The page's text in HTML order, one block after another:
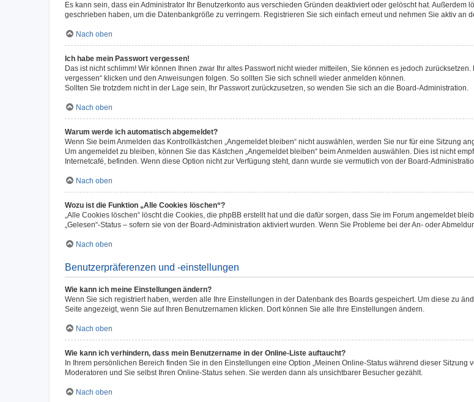
Es kann sein, dass ein Administrator Ihr Benutzerkonto aus verschieden Gründen deaktiviert oder gelöscht hat.
geschrieben haben, um die Datenbankgröße zu verringern. Registrieren Sie sich einfach erneut und nehmen Sie aktiv an
Nach oben
Ich habe mein Passwort vergessen!
Das ist nicht schlimm! Wir können Ihnen zwar Ihr altes Passwort nicht wieder mitteilen, Sie können es jedoch
vergessen“ klicken und den Anweisungen folgen. So sollten Sie sich schnell wieder anmelden können.
Sollten Sie trotzdem nicht in der Lage sein, Ihr Passwort zurückzusetzen, so wenden Sie sich an die Board-Administration.
Nach oben
Warum werde ich automatisch abgemeldet?
Wenn Sie beim Anmelden das Kontrollkästchen „Angemeldet bleiben“ nicht auswählen, werden Sie nur für eine Sitzung
Um angemeldet zu bleiben, können Sie das Kästchen „Angemeldet bleiben“ beim Anmelden auswählen. Dies ist nicht
Internetcafé, befinden. Wenn diese Option nicht zur Verfügung steht, dann wurde sie vermutlich von der Board-
Nach oben
Wozu ist die Funktion „Alle Cookies löschen“?
„Alle Cookies löschen“ löscht die Cookies, die phpBB erstellt hat und die dafür sorgen, dass Sie im Forum angemeldet
„Gelesen“-Status – sofern sie von der Board-Administration aktiviert wurden. Wenn Sie Probleme bei der An- oder
Nach oben
Benutzerpräferenzen und -einstellungen
Wie kann ich meine Einstellungen ändern?
Wenn Sie sich registriert haben, werden alle Ihre Einstellungen in der Datenbank des Boards gespeichert. Um diese zu
Seite angezeigt, wenn Sie auf Ihren Benutzernamen klicken. Dort können Sie alle Ihre Einstellungen ändern.
Nach oben
Wie kann ich verhindern, dass mein Benutzername in der Online-Liste auftaucht?
In Ihrem persönlichen Bereich finden Sie in den Einstellungen eine Option „Meinen Online-Status während dieser
Moderatoren und Sie selbst Ihren Online-Status sehen. Sie werden dann als unsichtbarer Besucher gezählt.
Nach oben